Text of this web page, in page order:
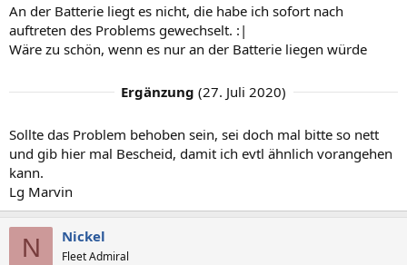
An der Batterie liegt es nicht, die habe ich sofort nach
auftreten des Problems gewechselt. :|
Wäre zu schön, wenn es nur an der Batterie liegen würde
Ergänzung (27. Juli 2020)
Sollte das Problem behoben sein, sei doch mal bitte so nett
und gib hier mal Bescheid, damit ich evtl ähnlich vorangehen
kann.
Lg Marvin
N Nickel
Fleet Admiral